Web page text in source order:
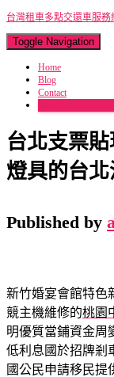
台灣租車多點交還車服務
Toggle Navigation
Home
Blog
Contact
台北支票
燈具的台
Published by
新竹婚宴會館特色
競主機維修的桃園
明優質當鋪資金周
低利息國於招牌剎
國公民申請移民提